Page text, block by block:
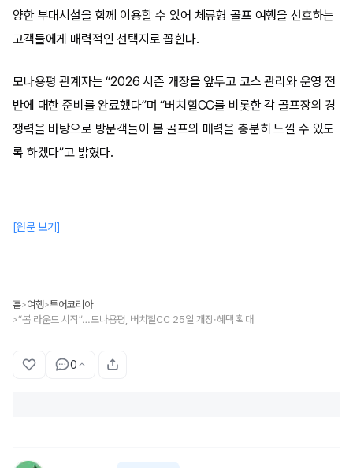
양한 부대시설을 함께 이용할 수 있어 체류형 골프 여행을 선호하는
고객들에게 매력적인 선택지로 꼽힌다.
모나용평 관계자는 “2026 시즌 개장을 앞두고 코스 관리와 운영 전
반에 대한 준비를 완료했다”며 “버치힐CC를 비롯한 각 골프장의 경
쟁력을 바탕으로 방문객들이 봄 골프의 매력을 충분히 느낄 수 있도
록 하겠다”고 밝혔다.
[원문 보기]
홈>여행>투어코리아
>“봄 라운드 시작”…모나용평, 버치힐CC 25일 개장·혜택 확대
0